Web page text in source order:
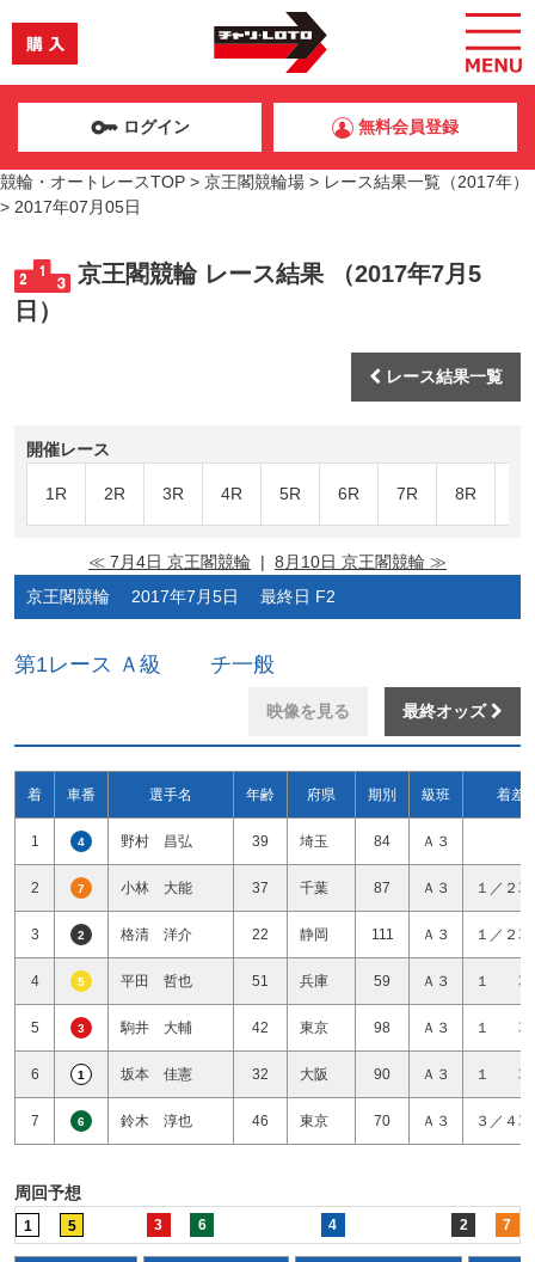
ログイン 無料会員登録
競輪・オートレースTOP > 京王閣競輪場 > レース結果一覧（2017年）
> 2017年07月05日
京王閣競輪 レース結果 （2017年7月5
日）
レース結果一覧
開催レース
1R 2R 3R 4R 5R 6R 7R 8R
≪ 7月4日 京王閣競輪 | 8月10日 京王閣競輪 ≫
京王閣競輪 2017年7月5日 最終日 F2
第1レース Ａ級 チ一般
映像を見る 最終オッズ
着 車番 選手名 年齢 府県 期別 級班 着差
1 4 野村 昌弘 39 埼玉 84 Ａ３
2 7 小林 大能 37 千葉 87 Ａ３ １／２
3 2 格清 洋介 22 静岡 111 Ａ３ １／２
4 5 平田 哲也 51 兵庫 59 Ａ３ １ 車
5 3 駒井 大輔 42 東京 98 Ａ３ １ 車
6 1 坂本 佳憲 32 大阪 90 Ａ３ １ 車
7 6 鈴木 淳也 46 東京 70 Ａ３ ３／４
周回予想
1 5 3 6 4 2 7